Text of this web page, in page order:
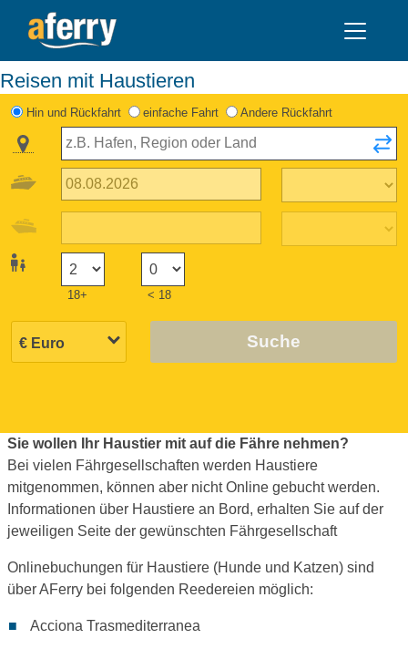
Reisen mit Haustieren
Hin und Rückfahrt einfache Fahrt Andere Rückfahrt
18+ < 18
Suche
Sie wollen Ihr Haustier mit auf die Fähre nehmen?
Bei vielen Fährgesellschaften werden Haustiere
mitgenommen, können aber nicht Online gebucht werden.
Informationen über Haustiere an Bord, erhalten Sie auf der
jeweiligen Seite der gewünschten Fährgesellschaft
Onlinebuchungen für Haustiere (Hunde und Katzen) sind
über AFerry bei folgenden Reedereien möglich:
Acciona Trasmediterranea